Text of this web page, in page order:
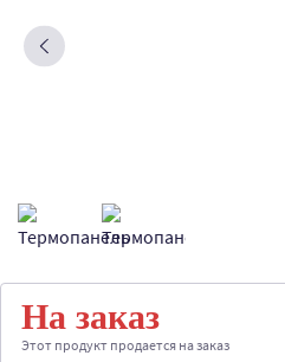
На заказ
Этот продукт продается на заказ